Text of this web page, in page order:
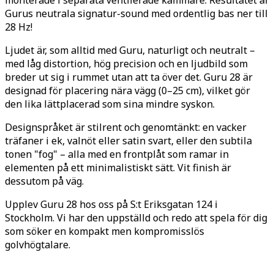
Gurus neutrala signatur-sound med ordentlig bas ner till
28 Hz!
Ljudet är, som alltid med Guru, naturligt och neutralt –
med låg distortion, hög precision och en ljudbild som
breder ut sig i rummet utan att ta över det. Guru 28 är
designad för placering nära vägg (0–25 cm), vilket gör
den lika lättplacerad som sina mindre syskon.
Designspråket är stilrent och genomtänkt: en vacker
träfaner i ek, valnöt eller satin svart, eller den subtila
tonen "fog" – alla med en frontplåt som ramar in
elementen på ett minimalistiskt sätt. Vit finish är
dessutom på väg.
Upplev Guru 28 hos oss på S:t Eriksgatan 124 i
Stockholm. Vi har den uppställd och redo att spela för dig
som söker en kompakt men kompromisslös
golvhögtalare.